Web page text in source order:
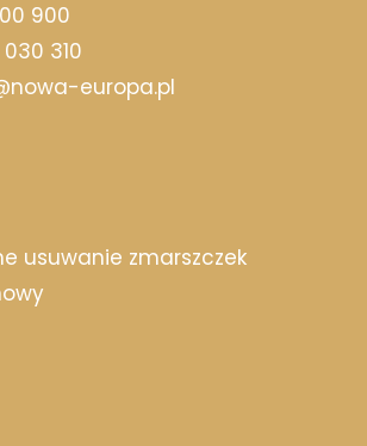
900
310
europa.pl
usuwanie zmarszczek